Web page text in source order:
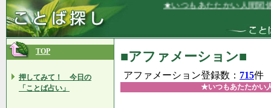
★いつもあたたかい人間関係に包まれ
TOP
押してみて！ 今日の
「ことば占い」
■アファメーション■
アファメーション登録数： 715件
★いつもあたたかい